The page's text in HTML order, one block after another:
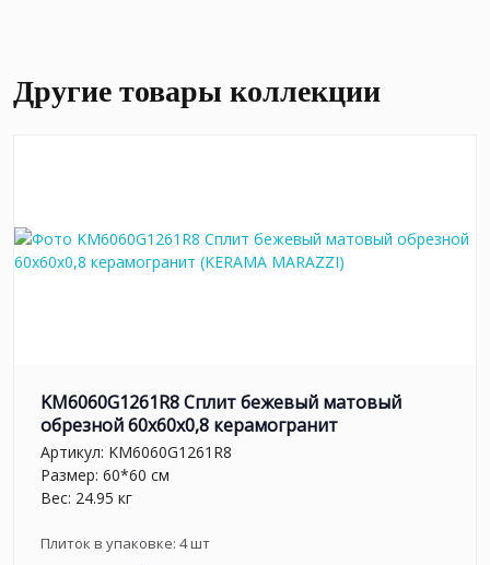
Другие товары коллекции
KM6060G1261R8 Сплит бежевый матовый
обрезной 60x60x0,8 керамогранит
Артикул: KM6060G1261R8
Размер: 60*60 см
Вес: 24.95 кг
Плиток в упаковке: 4шт